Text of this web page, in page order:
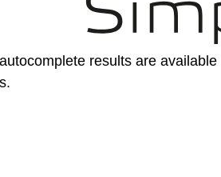
results are